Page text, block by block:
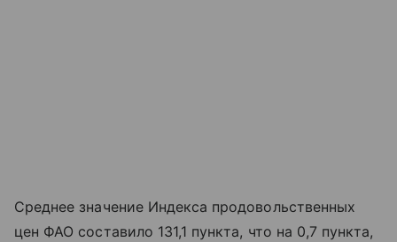
Среднее значение Индекса продовольственных
цен ФАО составило 131,1 пункта, что на 0,7 пункта,